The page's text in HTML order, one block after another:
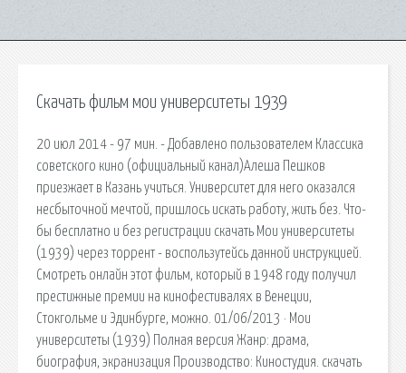
Скачать фильм мои университеты 1939
20 июл 2014 - 97 мин. - Добавлено пользователем Классика
советского кино (официальный канал)Алеша Пешков
приезжает в Казань учиться. Университет для него оказался
несбыточной мечтой, пришлось искать работу, жить без. Что-
бы бесплатно и без регистрации скачать Мои университеты
(1939) через торрент - воспользутейсь данной инструкцией.
Смотреть онлайн этот фильм, который в 1948 году получил
престижные премии на кинофестивалях в Венеции,
Стокгольме и Эдинбурге, можно. 01/06/2013 · Мои
университеты (1939) Полная версия Жанр: драма,
биография, экранизация Производство: Киностудия. скачать